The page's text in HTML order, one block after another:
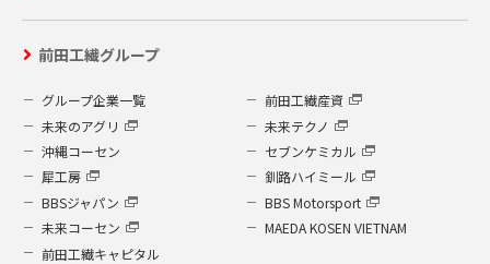
前田工繊グループ
グループ企業一覧
前田工繊産資
未来のアグリ
未来テクノ
沖縄コーセン
セブンケミカル
犀工房
釧路ハイミール
BBSジャパン
BBS Motorsport
未来コーセン
MAEDA KOSEN VIETNAM
前田工繊キャピタル